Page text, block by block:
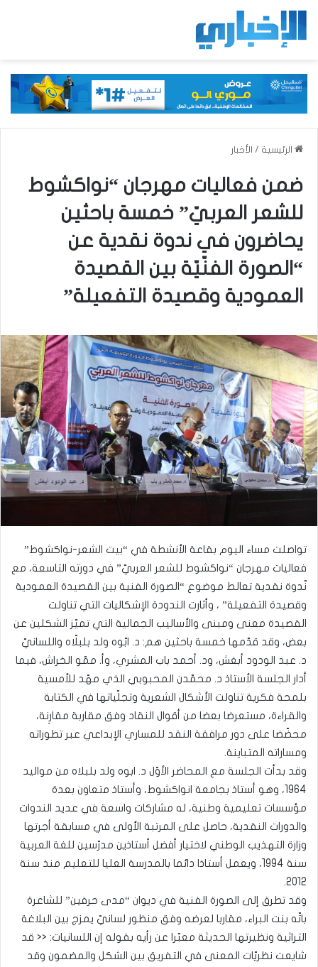
الرئيسية / الأخبار
ضمن فعاليات مهرجان “نواكشوط
للشعر العربيّ” خمسة باحثين
يحاضرون في ندوة نقدية عن
“الصورة الفنّيّة بين القصيدة
العمودية وقصيدة التفعيلة”
تواصلت مساء اليوم بقاعة الأنشطة في “بيت الشعر-نواكشوط”
فعاليات مهرجان “نواكشوط للشعر العربيّ” في دورته التاسعة، مع
نّدوة نقدية تعالط موضوع “الصورة الفنية بين القصيدة العمودية
وقصيدة التفعيلة” ، وأثارت الندودة الإشكاليات التي تناولت
القصيدة معنى ومبنى والأساليب الجمالية التي تميّز الشكلين عن
بعض، وقد قدّمها خمسة باحثين هم: د. ابّوه ولد بلبلّاه واللسانيّ
د. عبد الودود أبغش، ود. أحمد باب المشري، وأ. ممّو الخراش، فيما
أدار الجلسة الأستاذ د. محمّدن المحبوبي الذي مهّد للأمسية
بلمحة فكرية تناولت الأشكال الشعرية وتجلّياتها في الكتابة
والقراءة، مستعرضا بعضا من أقوال النقاد وفق مقاربة مقارِنة،
محضّضا على دور مرافقة النقد للمساري الإبداعي عبر تطوراته
ومساراته المتباينة.
وقد بدأت الجلسة مع المحاضر الأوّل د. ابوه ولد بلبلاه من مواليد
1964، وهو أستاذ بجامعة انواكشوط، وأستاذ متعاون بعدة
مؤسسات تعليمية وطنية، له مشاركات واسعة في عديد الندوات
والدورات النقدية، حاصل على المرتبة الأولى في مسابقة أجرتها
وزارة التهذيب الوطني لاختيار أفضل أستاذين مدرّسين للغة العربية
سنة 1994، ويعمل أستاذا دائما بالمدرسة العليا للتعليم منذ سنة
2012.
وقد تطرق إلى الصورة الفنية في ديوان “مدى حرفين” للشاعرة
باتّه بنت البراء، مقاربا لعرضه وفق منظور لسانيّ يمزج بين البلاغة
التراثية ونظيرتها الحديثة معبّرا عن رأيه بقوله إن اللسانيات: << قد
شايعت نظريّات المعنى في التفريق بين الشكل والمضمون وقد